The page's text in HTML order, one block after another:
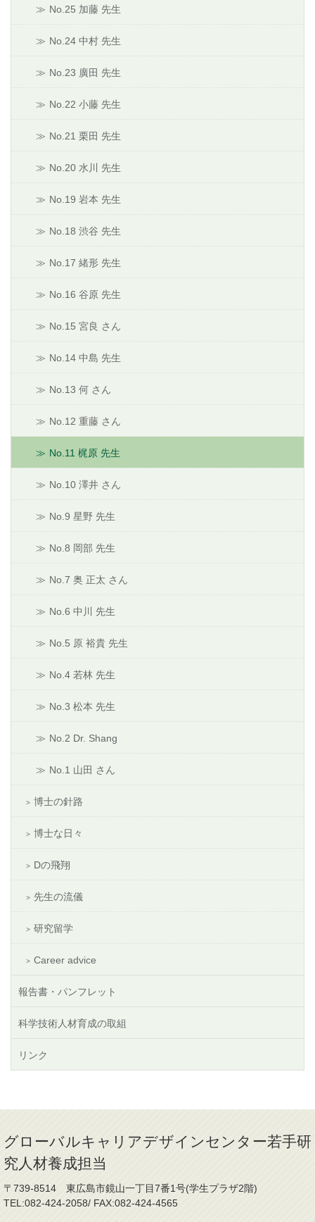
No.25 加藤 先生
No.24 中村 先生
No.23 廣田 先生
No.22 小藤 先生
No.21 栗田 先生
No.20 水川 先生
No.19 岩本 先生
No.18 渋谷 先生
No.17 緒形 先生
No.16 谷原 先生
No.15 宮良 さん
No.14 中島 先生
No.13 何 さん
No.12 重藤 さん
No.11 梶原 先生
No.10 澤井 さん
No.9 星野 先生
No.8 岡部 先生
No.7 奥 正太 さん
No.6 中川 先生
No.5 原 裕貴 先生
No.4 若林 先生
No.3 松本 先生
No.2 Dr. Shang
No.1 山田 さん
博士の針路
博士な日々
Dの飛翔
先生の流儀
研究留学
Career advice
報告書・パンフレット
科学技術人材育成の取組
リンク
グローバルキャリアデザインセンター若手研
究人材養成担当
〒739-8514 東広島市鏡山一丁目7番1号(学生プラザ2階)
TEL:082-424-2058/ FAX:082-424-4565